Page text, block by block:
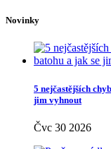
Novinky
5 nejčastějších
jim vyhnout
Čvc 30 2026